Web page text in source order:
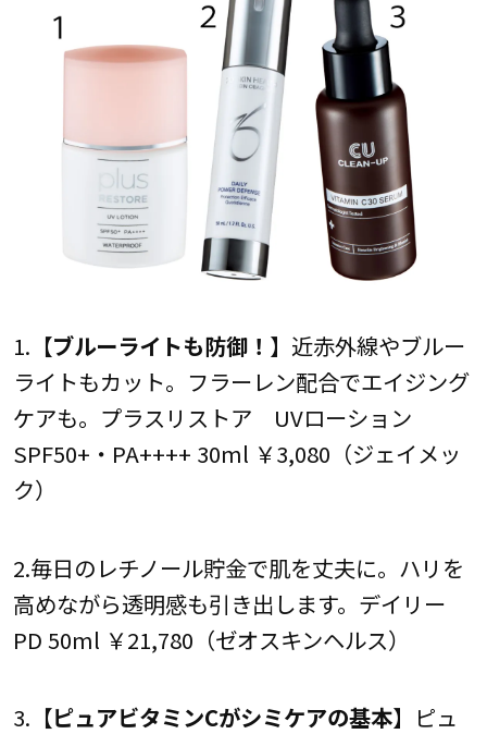
1.【ブルーライトも防御！ 】近赤外線やブルー
ライトもカット。フラーレン配合でエイジング
ケアも。プラスリストア UVローション
SPF50+・PA++++ 30ml ￥3,080（ジェイメッ
ク）
2.毎日のレチノール貯金で肌を丈夫に。ハリを
高めながら透明感も引き出します。デイリー
PD 50ml ￥21,780（ゼオスキンヘルス）
3.【ピュアビタミンCがシミケアの基本】ピュ